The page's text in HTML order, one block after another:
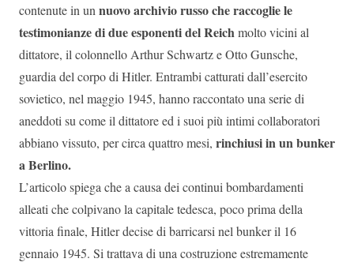
contenute in unnuovo archivio russo che raccoglie le
testimonianze di due esponenti del Reichmolto vicini al
dittatore, il colonnello Arthur Schwartz e Otto Gunsche,
guardia del corpo di Hitler. Entrambi catturati dall’esercito
sovietico, nel maggio 1945, hanno raccontato una serie di
aneddoti su come il dittatore ed i suoi più intimi collaboratori
abbiano vissuto, per circa quattro mesi, rinchiusi in un bunker
a Berlino.
L’articolo spiega che a causa dei continui bombardamenti
alleati che colpivano la capitale tedesca, poco prima della
vittoria finale, Hitler decise di barricarsi nel bunker il 16
gennaio 1945. Si trattava di una costruzione estremamente